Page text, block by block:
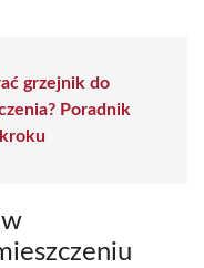
grzejnik do
Poradnik